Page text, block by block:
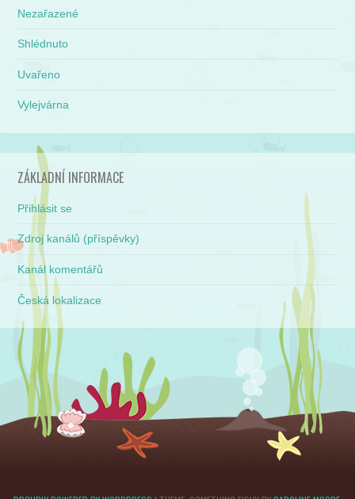
Nezařazené
Shlédnuto
Uvařeno
Vylejvárna
ZÁKLADNÍ INFORMACE
Přihlásit se
Zdroj kanálů (příspěvky)
Kanál komentářů
Česká lokalizace